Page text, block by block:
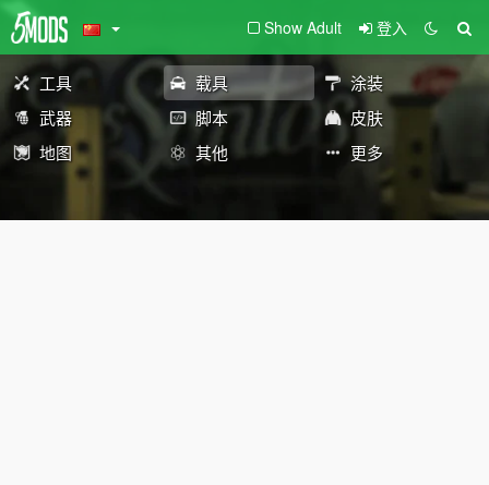
Show Adult 登入
工具 载具
涂装
武器
脚本
皮肤
地图
其他 更多